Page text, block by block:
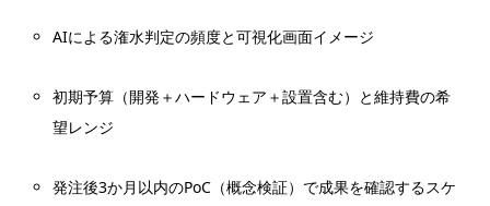
AIによる潅水判定の頻度と可視化画面イメージ
初期予算（開発＋ハードウェア＋設置含む）と維持費の希
望レンジ
発注後3か月以内のPoC（概念検証）で成果を確認するスケ